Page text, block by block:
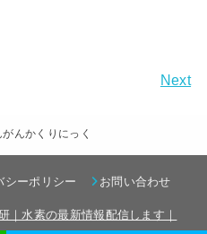
Next
んかくりにっく
シーポリシー お問い合わせ
｜水素の最新情報配信します｜